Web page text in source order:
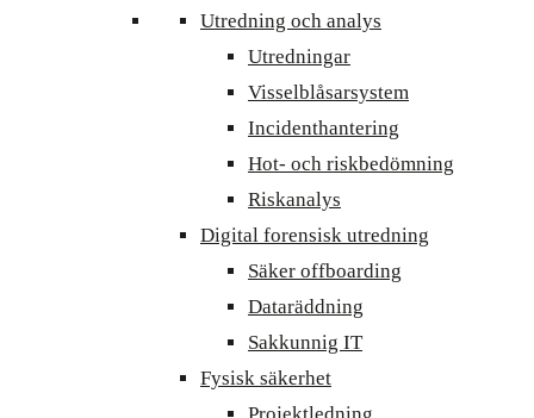
Utredning och analys
Utredningar
Visselblåsarsystem
Incidenthantering
Hot- och riskbedömning
Riskanalys
Digital forensisk utredning
Säker offboarding
Dataräddning
Sakkunnig IT
Fysisk säkerhet